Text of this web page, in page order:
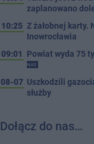
zaplanowano
10:25 Z żałobnej karty.
Inowrocławia
09:01
Powiat wyda 75
NAS
08-07 Uszkodzili
służby
Dołącz do nas…